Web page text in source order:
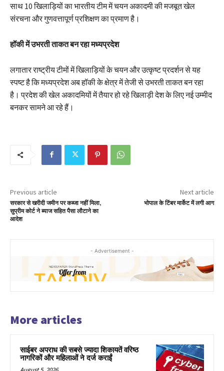
साथ 10 खिलाड़ियों का भारतीय टीम में चयन अकादमी की मजबूत खेल
संरचना और गुणवत्तापूर्ण प्रशिक्षण का प्रमाण है।
हॉकी में उभरती ताकत बन रहा मध्यप्रदेश
लगातार राष्ट्रीय टीमों में खिलाड़ियों के चयन और उत्कृष्ट प्रदर्शन से यह
स्पष्ट है कि मध्यप्रदेश अब हॉकी के क्षेत्र में तेजी से उभरती ताकत बन रहा
है। प्रदेश की खेल अकादमियों में तैयार हो रहे खिलाड़ी देश के लिए नई उम्मीद
बनकर सामने आ रहे हैं।
Previous article
सरकार से खरीदी जमीन पर कब्जा नहीं मिला,
सुप्रीम कोर्ट ने ब्याज सहित पैसा लौटाने का
आदेश
Next article
भोपाल के टिंबर मार्केट में लगी आग
- Advertisement -
More articles
साईबर अपराध की सबसे ज्यादा शिकायतें वरिष्ठ
नागरिकों और महिलाओं ने दर्ज कराईं